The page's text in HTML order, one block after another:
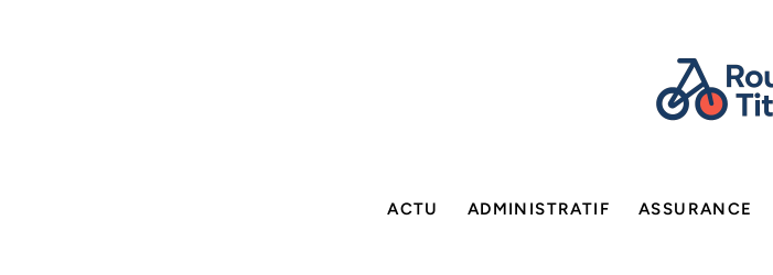
ACTU ADMINISTRATIF ASSURANCE